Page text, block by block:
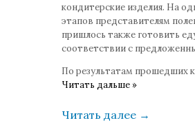
кондитерские изделия. На
этапов представителям
пришлось также готовить
соответствии с
По результатам прошедших
Читать дальше »
Читать далее →